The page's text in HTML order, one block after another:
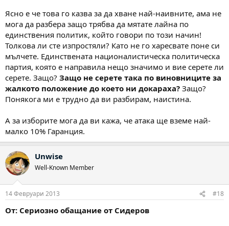
Ясно е че това го казва за да хване най-наивните, ама не
мога да разбера защо трябва да мятате лайна по
единствения политик, който говори по този начин!
Толкова ли сте изпростяли? Като не го харесвате поне си
мълчете. Единствената националистическа политическа
партия, която е направила нещо значимо и вие серете ли
серете. Защо? Защо не серете така по виновниците за
жалкото положение до което ни докараха? Защо?
Понякога ми е трудно да ви разбирам, наистина.
А за изборите мога да ви кажа, че атака ще вземе най-
малко 10% Гаранция.
Unwise
Well-Known Member
14 Февруари 2013 #18
От: Сериозно обащание от Сидеров